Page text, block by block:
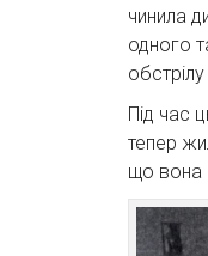
чинила
одного
Під час
тепер
що вона